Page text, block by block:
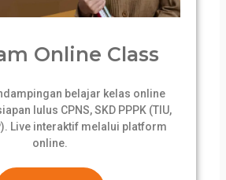
Online Class
belajar kelas online
lulus CPNS, SKD PPPK (TIU,
Live interaktif melalui platform
online.